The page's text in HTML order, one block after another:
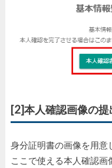
[2]本人確認画像の提
身分証明書の画像を用意
ここで使える本人確認画